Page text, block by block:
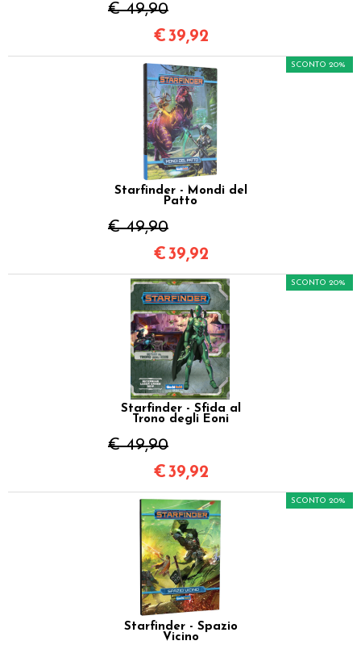
€ 49,90
€39,92
Starfinder - Mondi del
Patto
€ 49,90
SCONTO 20%
€39,92
Starfinder - Sfida al
Trono degli Eoni
€ 49,90
SCONTO 20%
€39,92
Starfinder - Spazio
Vicino
SCONTO 20%